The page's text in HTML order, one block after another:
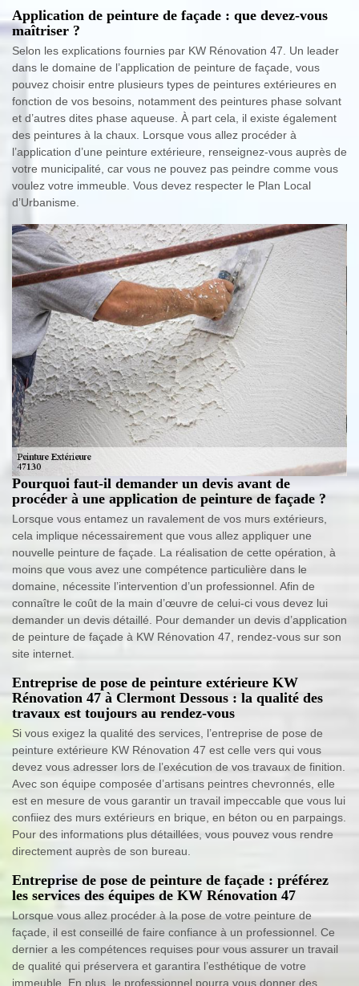
Application de peinture de façade : que devez-vous
maîtriser ?
Selon les explications fournies par KW Rénovation 47. Un leader
dans le domaine de l’application de peinture de façade, vous
pouvez choisir entre plusieurs types de peintures extérieures en
fonction de vos besoins, notamment des peintures phase solvant
et d’autres dites phase aqueuse. À part cela, il existe également
des peintures à la chaux. Lorsque vous allez procéder à
l’application d’une peinture extérieure, renseignez-vous auprès de
votre municipalité, car vous ne pouvez pas peindre comme vous
voulez votre immeuble. Vous devez respecter le Plan Local
d’Urbanisme.
Pourquoi faut-il demander un devis avant de
procéder à une application de peinture de façade ?
Lorsque vous entamez un ravalement de vos murs extérieurs,
cela implique nécessairement que vous allez appliquer une
nouvelle peinture de façade. La réalisation de cette opération, à
moins que vous avez une compétence particulière dans le
domaine, nécessite l’intervention d’un professionnel. Afin de
connaître le coût de la main d’œuvre de celui-ci vous devez lui
demander un devis détaillé. Pour demander un devis d’application
de peinture de façade à KW Rénovation 47, rendez-vous sur son
site internet.
Entreprise de pose de peinture extérieure KW
Rénovation 47 à Clermont Dessous : la qualité des
travaux est toujours au rendez-vous
Si vous exigez la qualité des services, l’entreprise de pose de
peinture extérieure KW Rénovation 47 est celle vers qui vous
devez vous adresser lors de l’exécution de vos travaux de finition.
Avec son équipe composée d’artisans peintres chevronnés, elle
est en mesure de vous garantir un travail impeccable que vous lui
confiiez des murs extérieurs en brique, en béton ou en parpaings.
Pour des informations plus détaillées, vous pouvez vous rendre
directement auprès de son bureau.
Entreprise de pose de peinture de façade : préférez
les services des équipes de KW Rénovation 47
Lorsque vous allez procéder à la pose de votre peinture de
façade, il est conseillé de faire confiance à un professionnel. Ce
dernier a les compétences requises pour vous assurer un travail
de qualité qui préservera et garantira l’esthétique de votre
immeuble. En plus, le professionnel pourra vous donner des